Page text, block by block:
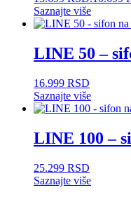
Saznajte više
LINE 50 –
16.999 RSD
Saznajte više
LINE 100 –
25.299 RSD
Saznajte više